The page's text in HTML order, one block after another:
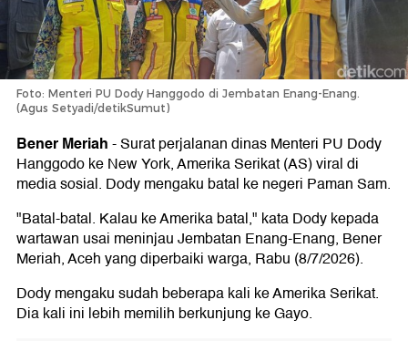
Foto: Menteri PU Dody Hanggodo di Jembatan Enang-Enang.
(Agus Setyadi/detikSumut)
Bener Meriah-Surat perjalanan dinas Menteri PU Dody
Hanggodo ke New York, Amerika Serikat (AS) viral di
media sosial. Dody mengaku batal ke negeri Paman Sam.
"Batal-batal. Kalau ke Amerika batal," kata Dody kepada
wartawan usai meninjau Jembatan Enang-Enang, Bener
Meriah, Aceh yang diperbaiki warga, Rabu (8/7/2026).
Dody mengaku sudah beberapa kali ke Amerika Serikat.
Dia kali ini lebih memilih berkunjung ke Gayo.